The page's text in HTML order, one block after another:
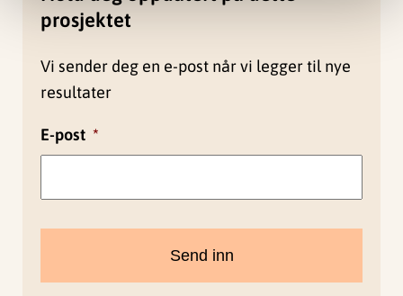
prosjektet
Vi sender deg en e-post når vi legger til nye
resultater
E-post *